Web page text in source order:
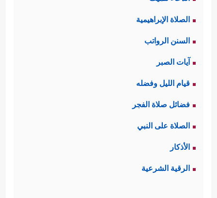
الصلاة الإبراهيمية
السنن الرواتب
آيات الصبر
قيام الليل وفضله
فضائل صلاة الفجر
الصلاة على النبي
الأذكار
الرقية الشرعية